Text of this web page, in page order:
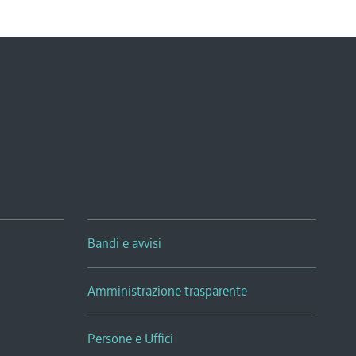
Bandi e avvisi
Amministrazione trasparente
Persone e Uffici